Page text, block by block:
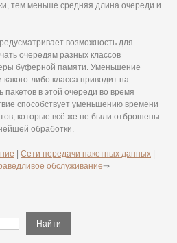
тем меньше средняя длина очереди и
возможность для
очередям разных классов
буферной памяти. Уменьшение
либо класса приводит на
пакетов в этой очереди во время
способствует уменьшению времени
которые всё же не были отброшены
обработки.
Сети передачи пакетных данных
обслуживание⇒